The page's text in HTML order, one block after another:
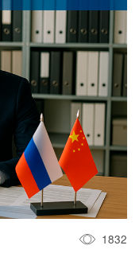
1832